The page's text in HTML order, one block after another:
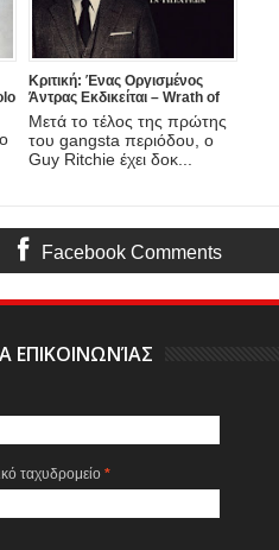
Κριτική: Ένας Οργισμένος
Άντρας Εκδικείται – Wrath of
Man (2021)
Μετά το τέλος της πρώτης
του gangsta περιόδου, ο
Guy Ritchie έχει δοκ...
Facebook Comments
ταχυδρομείο*